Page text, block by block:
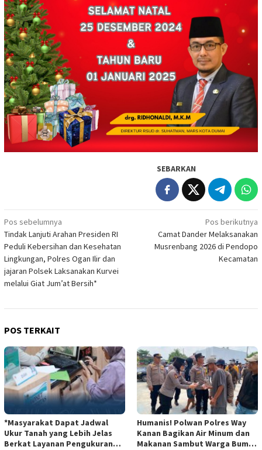
SEBARKAN
Navigasi
pos
Pos sebelumnya
Tindak Lanjuti Arahan Presiden RI
Peduli Kebersihan dan Kesehatan
Lingkungan, Polres Ogan Ilir dan
jajaran Polsek Laksanakan Kurvei
melalui Giat Jum’at Bersih* ‎
Pos berikutnya
Camat Dander Melaksanakan
Musrenbang 2026 di Pendopo
Kecamatan
POS TERKAIT
*Masyarakat Dapat Jadwal
Ukur Tanah yang Lebih Jelas
Berkat Layanan Pengukuran
Humanis! Polwan Polres Way
Kanan Bagikan Air Minum dan
Makanan Sambut Warga Bumi